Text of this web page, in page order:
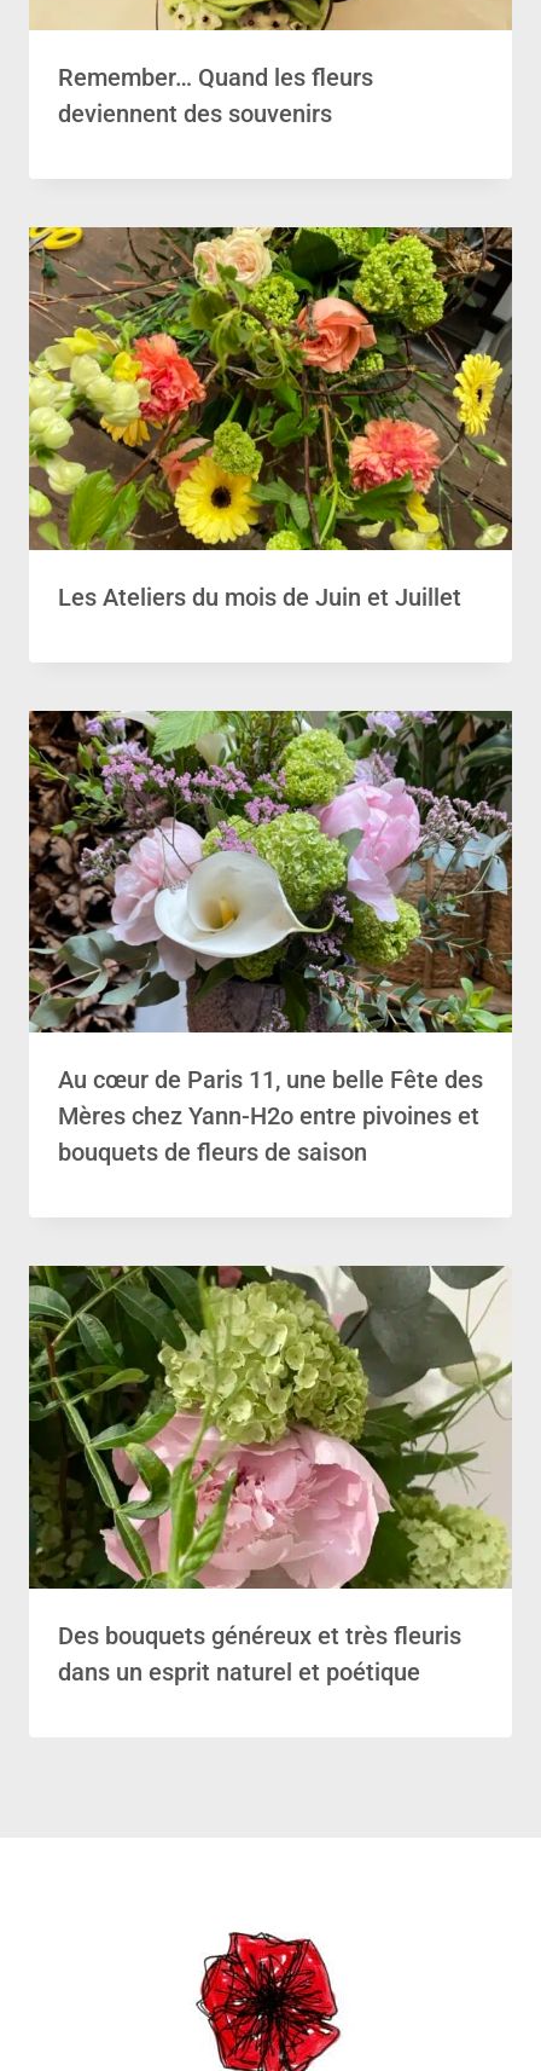
Remember… Quand les fleurs
deviennent des souvenirs
Les Ateliers du mois de Juin et Juillet
Au cœur de Paris 11, une belle Fête des
Mères chez Yann-H2o entre pivoines et
bouquets de fleurs de saison
Des bouquets généreux et très fleuris
dans un esprit naturel et poétique